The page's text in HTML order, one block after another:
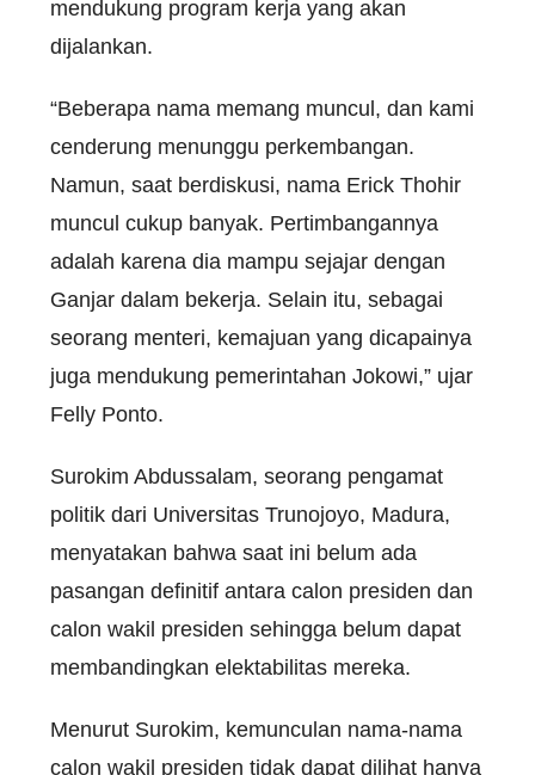
mendukung program kerja yang akan
dijalankan.
“Beberapa nama memang muncul, dan kami
cenderung menunggu perkembangan.
Namun, saat berdiskusi, nama Erick Thohir
muncul cukup banyak. Pertimbangannya
adalah karena dia mampu sejajar dengan
Ganjar dalam bekerja. Selain itu, sebagai
seorang menteri, kemajuan yang dicapainya
juga mendukung pemerintahan Jokowi,” ujar
Felly Ponto.
Surokim Abdussalam, seorang pengamat
politik dari Universitas Trunojoyo, Madura,
menyatakan bahwa saat ini belum ada
pasangan definitif antara calon presiden dan
calon wakil presiden sehingga belum dapat
membandingkan elektabilitas mereka.
Menurut Surokim, kemunculan nama-nama
calon wakil presiden tidak dapat dilihat hanya